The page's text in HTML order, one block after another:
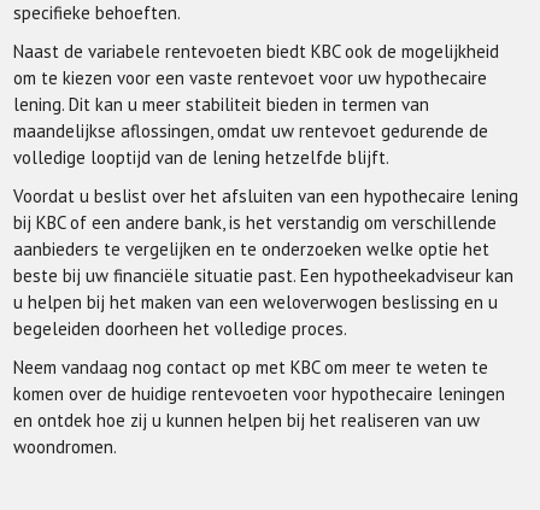
specifieke behoeften.
Naast de variabele rentevoeten biedt KBC ook de mogelijkheid
om te kiezen voor een vaste rentevoet voor uw hypothecaire
lening. Dit kan u meer stabiliteit bieden in termen van
maandelijkse aflossingen, omdat uw rentevoet gedurende de
volledige looptijd van de lening hetzelfde blijft.
Voordat u beslist over het afsluiten van een hypothecaire lening
bij KBC of een andere bank, is het verstandig om verschillende
aanbieders te vergelijken en te onderzoeken welke optie het
beste bij uw financiële situatie past. Een hypotheekadviseur kan
u helpen bij het maken van een weloverwogen beslissing en u
begeleiden doorheen het volledige proces.
Neem vandaag nog contact op met KBC om meer te weten te
komen over de huidige rentevoeten voor hypothecaire leningen
en ontdek hoe zij u kunnen helpen bij het realiseren van uw
woondromen.